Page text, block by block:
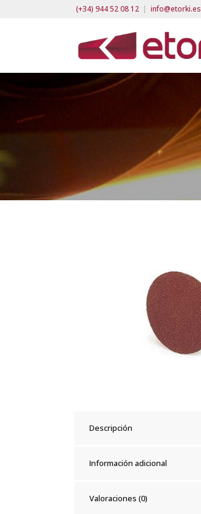
(+34) 944 52 08 12 | info@etorki.es
Descripción
Información adicional
Valoraciones (0)